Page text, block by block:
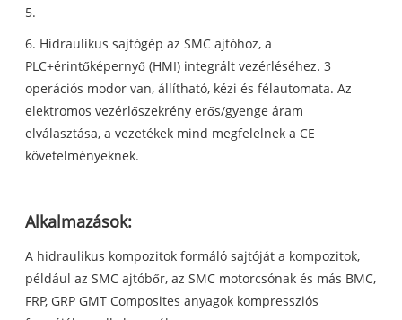
5.
6. Hidraulikus sajtógép az SMC ajtóhoz, a
PLC+érintőképernyő (HMI) integrált vezérléséhez. 3
operációs modor van, állítható, kézi és félautomata. Az
elektromos vezérlőszekrény erős/gyenge áram
elválasztása, a vezetékek mind megfelelnek a CE
követelményeknek.
Alkalmazások:
A hidraulikus kompozitok formáló sajtóját a kompozitok,
például az SMC ajtóbőr, az SMC motorcsónak és más BMC,
FRP, GRP GMT Composites anyagok kompressziós